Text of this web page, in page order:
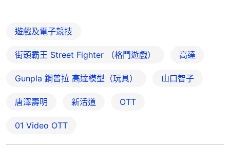
遊戲及電子競技
街頭霸王 Street Fighter （格鬥遊戲） 高達
Gunpla 鋼普拉 高達模型（玩具） 山口智子
唐澤壽明 新活道 OTT
01‌ ‌Video‌ ‌OTT